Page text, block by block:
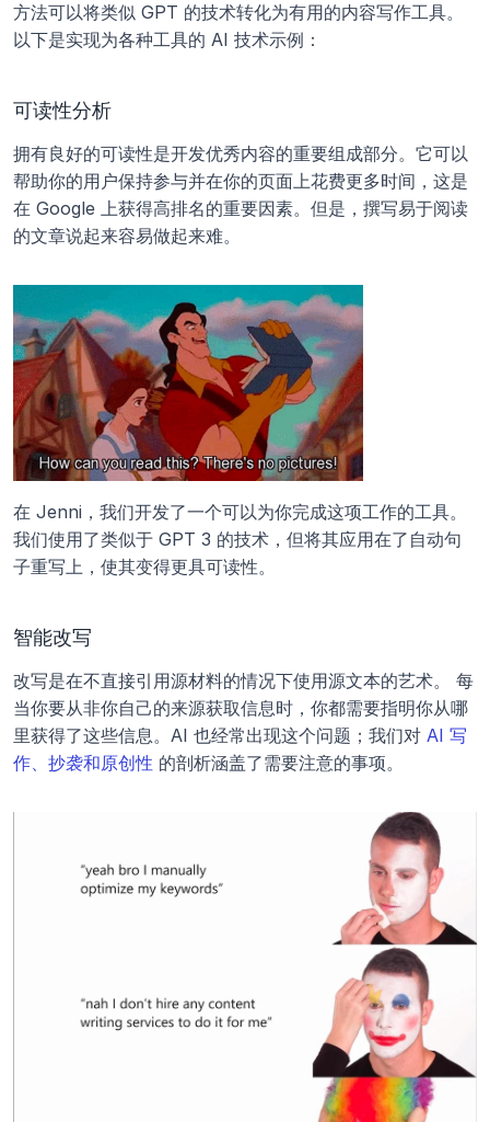
方法可以将类似 GPT 的技术转化为有用的内容写作工具。
以下是实现为各种工具的 AI 技术示例：
可读性分析
拥有良好的可读性是开发优秀内容的重要组成部分。它可以
帮助你的用户保持参与并在你的页面上花费更多时间，这是
在 Google 上获得高排名的重要因素。但是，撰写易于阅读
的文章说起来容易做起来难。
在 Jenni，我们开发了一个可以为你完成这项工作的工具。
我们使用了类似于 GPT 3 的技术，但将其应用在了自动句
子重写上，使其变得更具可读性。
智能改写
改写是在不直接引用源材料的情况下使用源文本的艺术。 每
当你要从非你自己的来源获取信息时，你都需要指明你从哪
里获得了这些信息。AI 也经常出现这个问题；我们对 AI 写
作、抄袭和原创性 的剖析涵盖了需要注意的事项。